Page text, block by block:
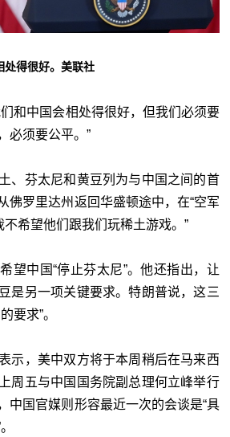
得很好。美联社
和中国会相处得很好，但我们必须要
必须要公平。”
、芬太尼和黄豆列为与中国之间的首
佛罗里达州返回华盛顿途中，在“空军
不希望他们跟我们玩稀土游戏。”
望中国“停止芬太尼”。他还指出，让
是另一项关键要求。特朗普说，这三
要求”。
示，美中双方将于本周稍后在马来西
周五与中国国务院副总理何立峰举行
中国官媒则形容最近一次的会谈是“具